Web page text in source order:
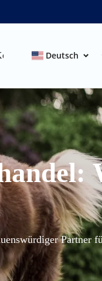
Deutsch
Partner